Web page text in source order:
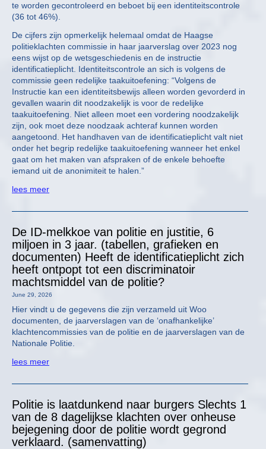
te worden gecontroleerd en beboet bij een identiteitscontrole
(36 tot 46%).
De cijfers zijn opmerkelijk helemaal omdat de Haagse
politieklachten commissie in haar jaarverslag over 2023 nog
eens wijst op de wetsgeschiedenis en de instructie
identificatieplicht. Identiteitscontrole an sich is volgens de
commissie geen redelijke taakuitoefening: “Volgens de
Instructie kan een identiteitsbewijs alleen worden gevorderd in
gevallen waarin dit noodzakelijk is voor de redelijke
taakuitoefening. Niet alleen moet een vordering noodzakelijk
zijn, ook moet deze noodzaak achteraf kunnen worden
aangetoond. Het handhaven van de identificatieplicht valt niet
onder het begrip redelijke taakuitoefening wanneer het enkel
gaat om het maken van afspraken of de enkele behoefte
iemand uit de anonimiteit te halen.”
lees meer
De ID-melkkoe van politie en justitie, 6
miljoen in 3 jaar. (tabellen, grafieken en
documenten) Heeft de identificatieplicht zich
heeft ontpopt tot een discriminatoir
machtsmiddel van de politie?
June 29, 2026
Hier vindt u de gegevens die zijn verzameld uit Woo
documenten, de jaarverslagen van de ‘onafhankelijke’
klachtencommissies van de politie en de jaarverslagen van de
Nationale Politie.
lees meer
Politie is laatdunkend naar burgers Slechts 1
van de 8 dagelijkse klachten over onheuse
bejegening door de politie wordt gegrond
verklaard. (samenvatting)